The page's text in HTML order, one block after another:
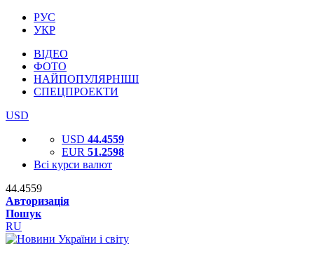
РУС
УКР
ВІДЕО
ФОТО
НАЙПОПУЛЯРНІШІ
СПЕЦПРОЕКТИ
USD
USD 44.4559
EUR 51.2598
Всі курси валют
44.4559
Авторизація
Пошук
RU